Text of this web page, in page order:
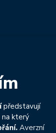
představují
na který
Averzní